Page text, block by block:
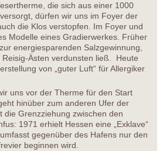
die sich aus einer 1000
dürfen wir uns im Foyer der
die Klos verstopfen. Im Foyer und
Modelle eines Gradierwerkes. Früher
energiesparenden Salzgewinnung,
Ästen verdunsten ließ. Heute
von „guter Luft“ für Allergiker
uns vor der Therme für den Start
hinüber zum anderen Ufer der
Grenzziehung zwischen den
1971 erhielt Hessen eine „Exklave“
gegenüber des Hafens nur den
beginnen wird.